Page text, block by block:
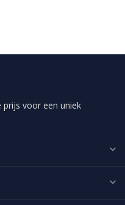
prijs voor een uniek